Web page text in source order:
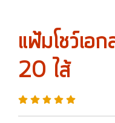
แฟ้มโชว์เอ
20 ไส้